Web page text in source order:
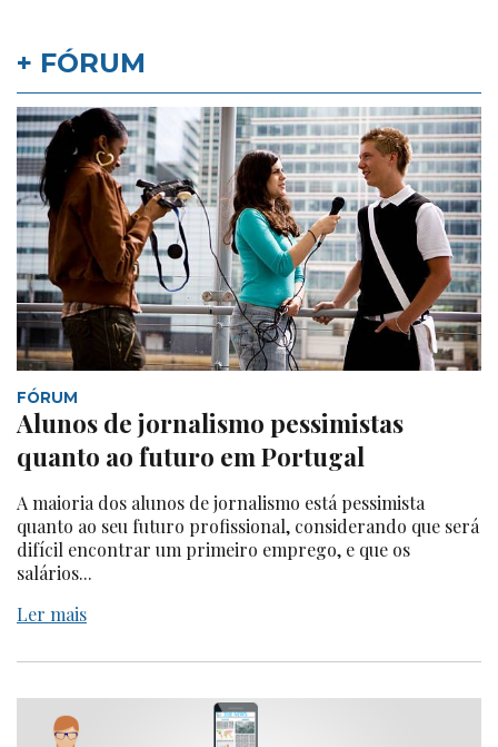
+ FÓRUM
FÓRUM
Alunos de jornalismo pessimistas
quanto ao futuro em Portugal
A maioria dos alunos de jornalismo está pessimista
quanto ao seu futuro profissional, considerando que será
difícil encontrar um primeiro emprego, e que os
salários...
Ler mais